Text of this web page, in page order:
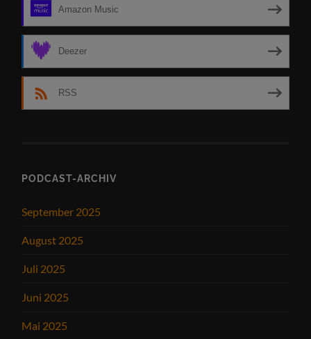
Amazon Music
Deezer
RSS
PODCAST-ARCHIV
September 2025
August 2025
Juli 2025
Juni 2025
Mai 2025